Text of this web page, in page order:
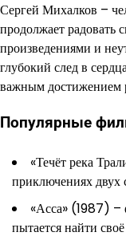
Сергей Михалков –
продолжает
произведениями и
глубокий след в
важным достижением
Популярные
«Течёт река
приключениях двух
«Асса» (1987) –
пытается найти